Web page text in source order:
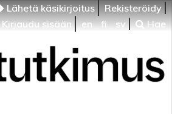
Lähetä käsikirjoitus
Rekisteröidy
Kirjaudu sisään
en fi sv Hae